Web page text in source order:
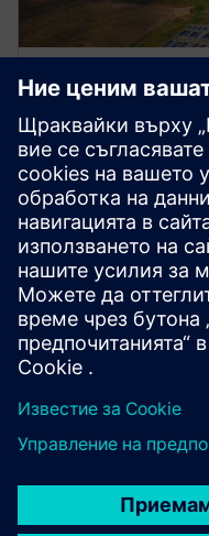
DES
Разчитайте на
наблюдение на
нашият екип
за да анализира и
данните за
същевременно
предложения за